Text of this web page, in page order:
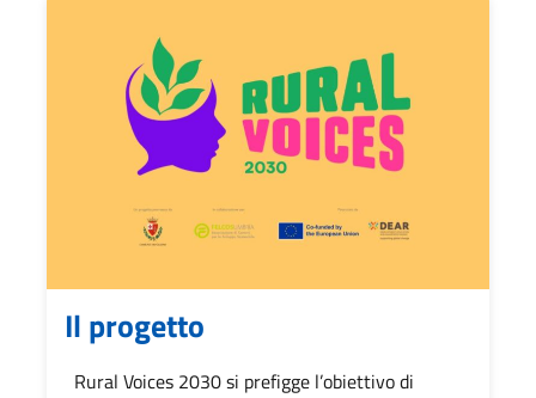
Il progetto
Rural Voices 2030 si prefigge l’obiettivo di